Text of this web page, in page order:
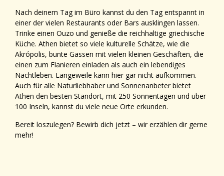
Nach deinem Tag im Büro kannst du den Tag entspannt in
einer der vielen Restaurants oder Bars ausklingen lassen.
Trinke einen Ouzo und genieße die reichhaltige griechische
Küche. Athen bietet so viele kulturelle Schätze, wie die
Akrópolis, bunte Gassen mit vielen kleinen Geschäften, die
einen zum Flanieren einladen als auch ein lebendiges
Nachtleben. Langeweile kann hier gar nicht aufkommen.
Auch für alle Naturliebhaber und Sonnenanbeter bietet
Athen den besten Standort, mit 250 Sonnentagen und über
100 Inseln, kannst du viele neue Orte erkunden.
Bereit loszulegen? Bewirb dich jetzt – wir erzählen dir gerne
mehr!